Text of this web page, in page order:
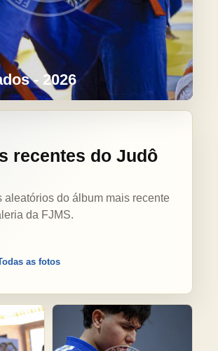
- 2026
recentes do Judô
aleatórios do álbum mais recente
da FJMS.
as fotos